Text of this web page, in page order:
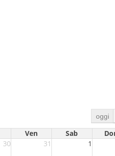
oggi
Ven Sab
30 31 1